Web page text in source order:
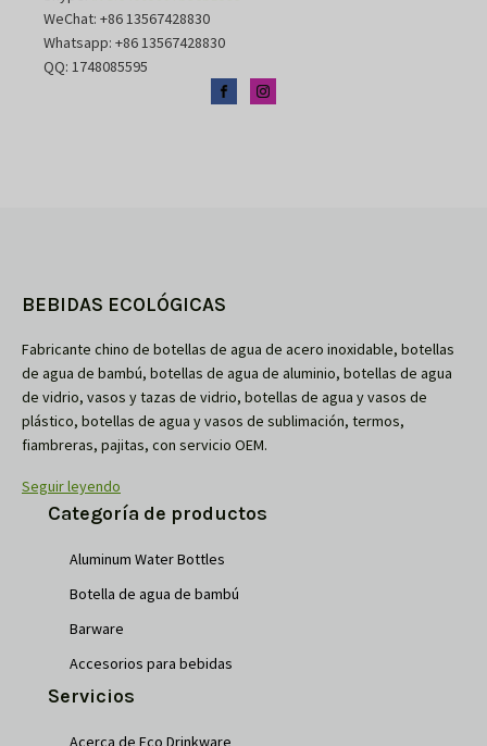
WeChat: +86 13567428830
Whatsapp: +86 13567428830
QQ: 1748085595
BEBIDAS ECOLÓGICAS
Fabricante chino de botellas de agua de acero inoxidable, botellas
de agua de bambú, botellas de agua de aluminio, botellas de agua
de vidrio, vasos y tazas de vidrio, botellas de agua y vasos de
plástico, botellas de agua y vasos de sublimación, termos,
fiambreras, pajitas, con servicio OEM.
Seguir leyendo
Categoría de productos
Aluminum Water Bottles
Botella de agua de bambú
Barware
Accesorios para bebidas
Servicios
Acerca de Eco Drinkware